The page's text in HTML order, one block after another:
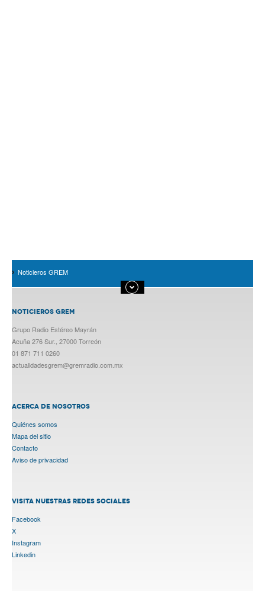
Noticieros GREM
NOTICIEROS GREM
Grupo Radio Estéreo Mayrán
Acuña 276 Sur., 27000 Torreón
01 871 711 0260
actualidadesgrem@gremradio.com.mx
ACERCA DE NOSOTROS
Quiénes somos
Mapa del sitio
Contacto
Aviso de privacidad
VISITA NUESTRAS REDES SOCIALES
Facebook
X
Instagram
Linkedin